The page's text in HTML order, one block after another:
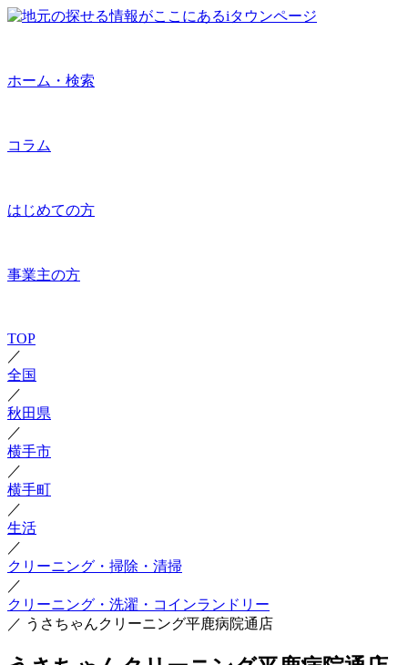
ホーム・検索
コラム
はじめての方
事業主の方
TOP
／
全国
／
秋田県
／
横手市
／
横手町
／
生活
／
クリーニング・掃除・清掃
／
クリーニング・洗濯・コインランドリー
／ うさちゃんクリーニング平鹿病院通店